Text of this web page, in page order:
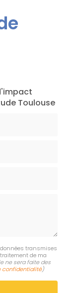
Toulouse
transmises
de ma
ne sera faite des
confidentialité)